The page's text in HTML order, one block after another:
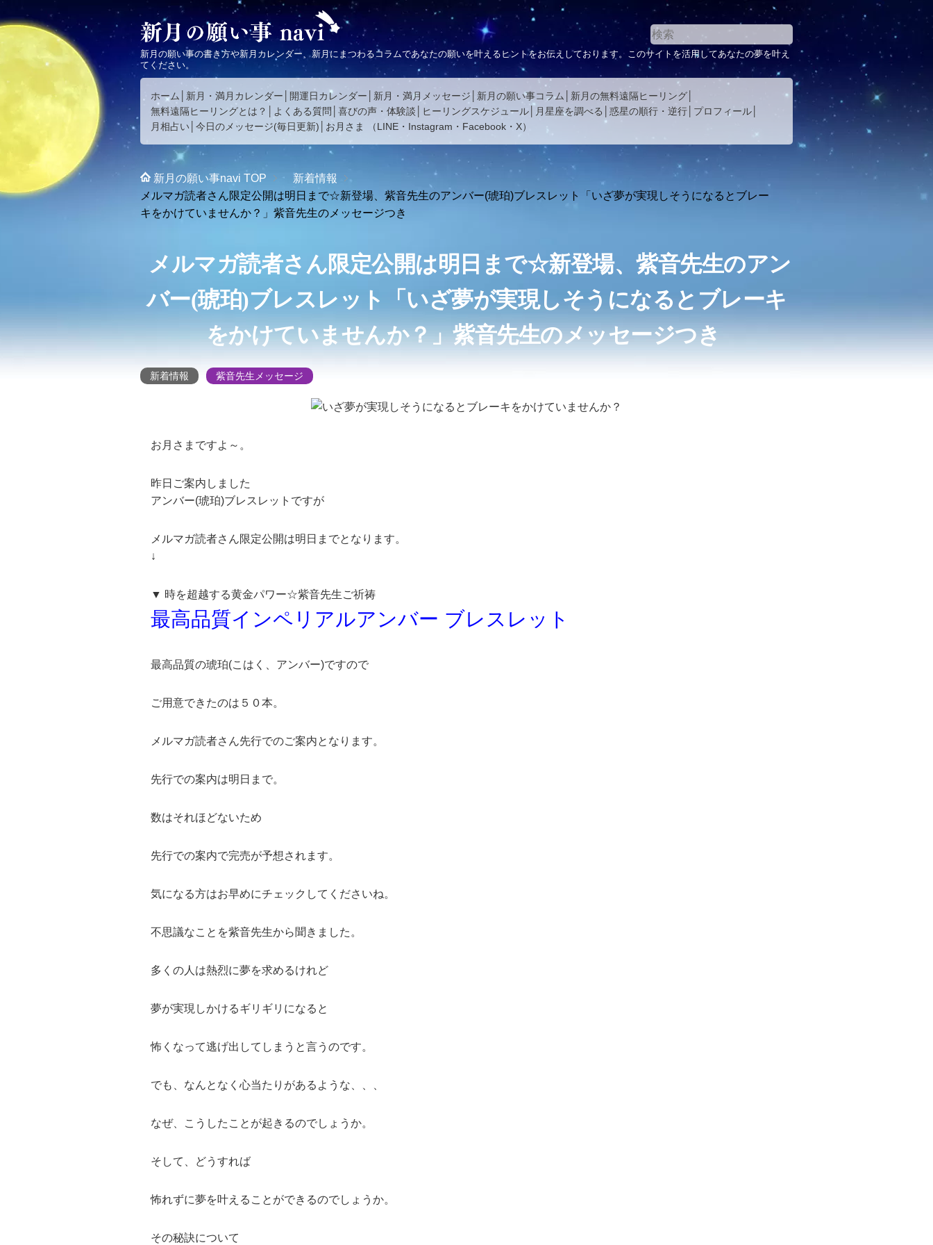
新月の願い事の書き方や新月カレンダー、新月にまつわるコラムであなたの願いを叶えるヒントをお伝えしております。このサイトを活用してあなたの夢を叶え
てください。
ホーム 新月・満月カレンダー 開運日カレンダー 新月・満月メッセージ 新月の願い事コラム
新月の無料遠隔ヒーリング
無料遠隔ヒーリングとは？
よくある質問 喜びの声・体験談 ヒーリングスケジュール 月星座を調べる 惑星の順行・逆行
プロフィール
月相占い 今日のメッセージ(毎日更新) お月さま （LINE ・ Instagram ・ Facebook ・ X）
新月の願い事navi TOP
新着情報
メルマガ読者さん限定公開は明日まで☆新登場、紫音先生のアンバー(琥珀)ブレスレット「いざ夢が実現しそうになるとブレー
キをかけていませんか？」紫音先生のメッセージつき
メルマガ読者さん限定公開は明日まで☆新登場、紫音先生のアン
バー(琥珀)ブレスレット「いざ夢が実現しそうになるとブレーキ
をかけていませんか？」紫音先生のメッセージつき
新着情報 紫音先生メッセージ
お月さまですよ～。
昨日ご案内しました
アンバー(琥珀)ブレスレットですが
メルマガ読者さん限定公開は明日までとなります。
↓
▼ 時を超越する黄金パワー☆紫音先生ご祈祷
最高品質インペリアルアンバー ブレスレット
最高品質の琥珀(こはく、アンバー)ですので
ご用意できたのは５０本。
メルマガ読者さん先行でのご案内となります。
先行での案内は明日まで。
数はそれほどないため
先行での案内で完売が予想されます。
気になる方はお早めにチェックしてくださいね。
不思議なことを紫音先生から聞きました。
多くの人は熱烈に夢を求めるけれど
夢が実現しかけるギリギリになると
怖くなって逃げ出してしまうと言うのです。
でも、なんとなく心当たりがあるような、、、
なぜ、こうしたことが起きるのでしょうか。
そして、どうすれば
怖れずに夢を叶えることができるのでしょうか。
その秘訣について